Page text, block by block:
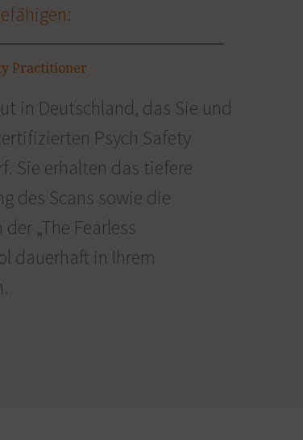
Practitioner
in Deutschland, das Sie und
Psych Safety
Sie erhalten das tiefere
des Scans sowie die
„The Fearless
dauerhaft in Ihrem